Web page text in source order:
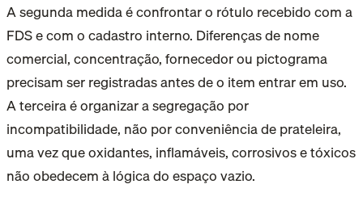
A segunda medida é confrontar o rótulo recebido com a
FDS e com o cadastro interno. Diferenças de nome
comercial, concentração, fornecedor ou pictograma
precisam ser registradas antes de o item entrar em uso.
A terceira é organizar a segregação por
incompatibilidade, não por conveniência de prateleira,
uma vez que oxidantes, inflamáveis, corrosivos e tóxicos
não obedecem à lógica do espaço vazio.